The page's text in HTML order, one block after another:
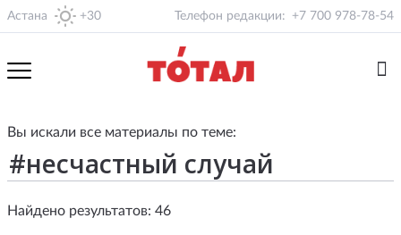
Астана +30 Телефон редакции: +7 700 978-78-54
Вы искали все материалы по теме:
Найдено результатов: 46